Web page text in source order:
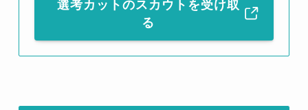
選考カットのスカウトを受け取
る